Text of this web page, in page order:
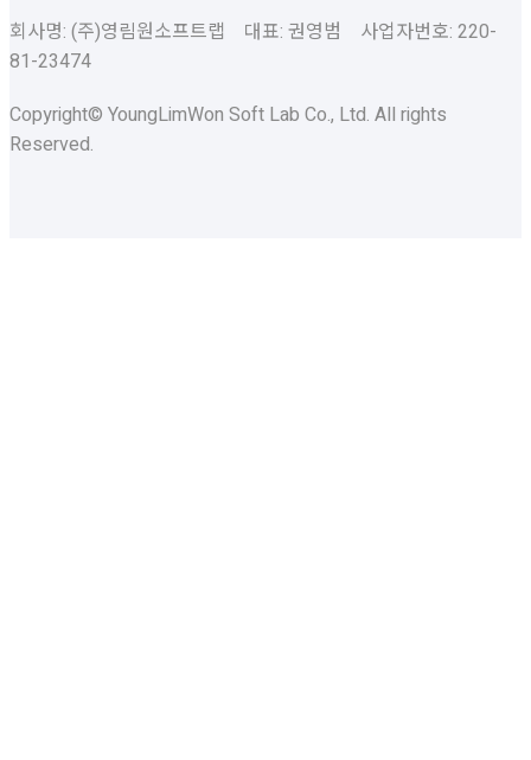
회사명: (주)영림원소프트랩 대표: 권영범 사업자번호: 220-
81-23474
Copyright© YoungLimWon Soft Lab Co., Ltd. All rights
Reserved.